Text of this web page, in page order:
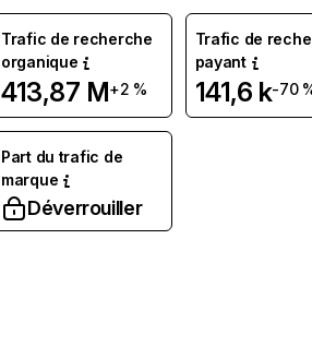
Trafic de recherche
organique
413,87 M+2 %
Trafic de
payant
141,6 k-70
Part du trafic de
marque
Déverrouiller